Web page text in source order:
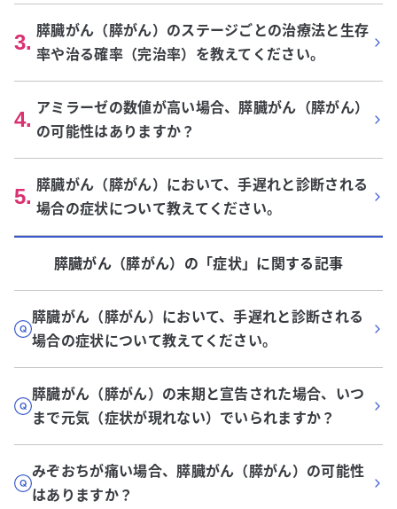
3. 膵臓がん（膵がん）のステージごとの治療法と生存
率や治る確率（完治率）を教えてください。
4. アミラーゼの数値が高い場合、膵臓がん（膵がん）
の可能性はありますか？
5. 膵臓がん（膵がん）において、手遅れと診断される
場合の症状について教えてください。
膵臓がん（膵がん） の「症状」に関する記事
膵臓がん（膵がん）において、手遅れと診断される
場合の症状について教えてください。
膵臓がん（膵がん）の末期と宣告された場合、いつ
まで元気（症状が現れない）でいられますか？
みぞおちが痛い場合、膵臓がん（膵がん）の可能性
はありますか？